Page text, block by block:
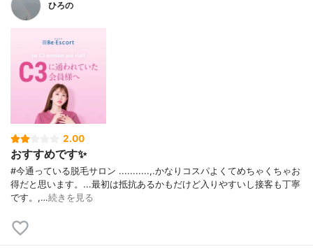
ひろの
2.00
おすすめです✨
#今通っている脱毛サロン ...........,.かなりコスパよくてめちゃくちゃお
得だと思います。...最初は抵抗あるかもだけど入りやすいし接客も丁寧
です。,…続きを見る